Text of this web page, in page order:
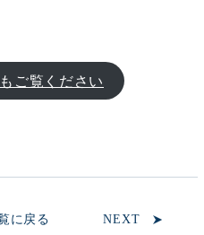
ご覧ください
に戻る NEXT